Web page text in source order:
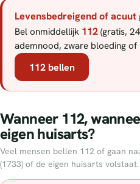
Levensbedreigend of acuut
Bel onmiddellijk 112 (gratis,
ademnood, zware bloeding
112 bellen
Wanneer 112,
eigen huisarts?
Veel mensen bellen 112 of gaan
(1733) of de eigen huisarts